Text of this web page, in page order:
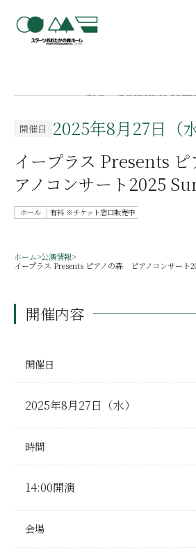
開催日 2025年8月27日（水
イープラス Presents
アノコンサート2025
ホール 有料 ※チケット窓口販売中
ホーム>公演情報>
イープラス Presents ピアノの森 ピアノコンサート
開催内容
開催日
2025年8月27日（水）
時間
14:00開演
会場